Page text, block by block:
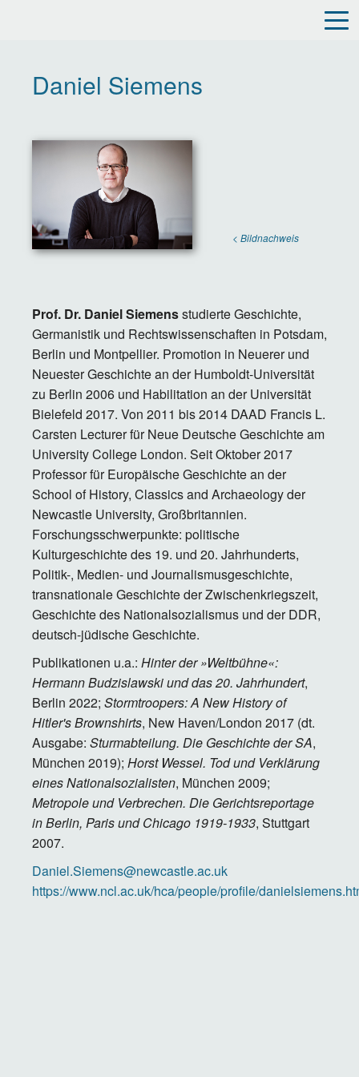
Daniel Siemens
< Bildnachweis
Prof. Dr. Daniel Siemensstudierte Geschichte,
Germanistik und Rechtswissenschaften in Potsdam,
Berlin und Montpellier. Promotion in Neuerer und
Neuester Geschichte an der Humboldt-Universität
zu Berlin 2006 und Habilitation an der Universität
Bielefeld 2017. Von 2011 bis 2014 DAAD Francis L.
Carsten Lecturer für Neue Deutsche Geschichte am
University College London. Seit Oktober 2017
Professor für Europäische Geschichte an der
School of History, Classics and Archaeology der
Newcastle University, Großbritannien.
Forschungsschwerpunkte: politische
Kulturgeschichte des 19. und 20. Jahrhunderts,
Politik-, Medien- und Journalismusgeschichte,
transnationale Geschichte der Zwischenkriegszeit,
Geschichte des Nationalsozialismus und der DDR,
deutsch-jüdische Geschichte.
Publikationen u.a.: Hinter der»Weltbühne«:
Hermann Budzislawski und das 20. Jahrhundert,
Berlin 2022; Stormtroopers: A New History of
Hitler's Brownshirts, New Haven/London 2017 (dt.
Ausgabe: Sturmabteilung. Die Geschichte der SA,
München 2019); Horst Wessel. Tod und Verklärung
eines Nationalsozialisten, München 2009;
Metropole und Verbrechen. Die Gerichtsreportage
in Berlin, Paris und Chicago 1919-1933, Stuttgart
2007.
Daniel.Siemens@newcastle.ac.uk
https://www.ncl.ac.uk/hca/people/profile/